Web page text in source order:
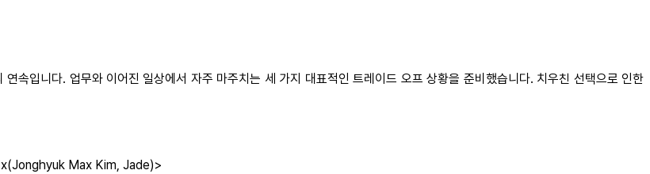
속입니다. 업무와 이어진 일상에서 자주 마주치는 세 가지 대표적인 트레이드 오프 상황을 준비했습니다. 치우친 선택으로 인한
: x(Jonghyuk Max Kim, Jade)>